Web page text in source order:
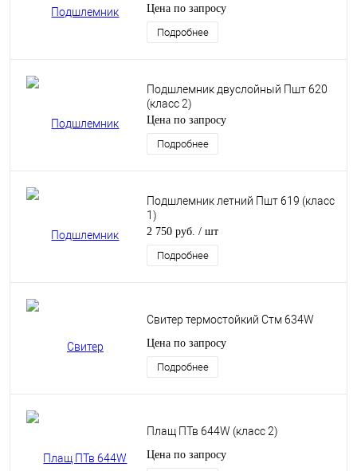
Цена по запросу
Подробнее
Подшлемник двуслойный Пшт 620
(класс 2)
Цена по запросу
Подробнее
Подшлемник летний Пшт 619 (класс
1)
2 750 руб. / шт
Подробнее
Свитер термостойкий Стм 634W
Цена по запросу
Подробнее
Плащ ПТв 644W (класс 2)
Цена по запросу